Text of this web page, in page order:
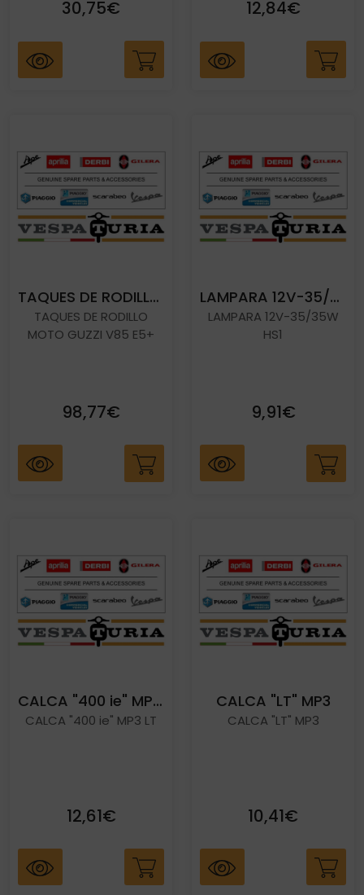
30,75€ 12,84€
TAQUES DE RODILLO MOTO GUZZI V85 E5+
TAQUES DE RODILLO
MOTO GUZZI V85 E5+
98,77€
LAMPARA 12V-35/35W HS1
LAMPARA 12V-35/35W
HS1
9,91€
CALCA "400 ie" MP3 LT
CALCA "400 ie" MP3 LT
12,61€
CALCA "LT" MP3
CALCA "LT" MP3
10,41€